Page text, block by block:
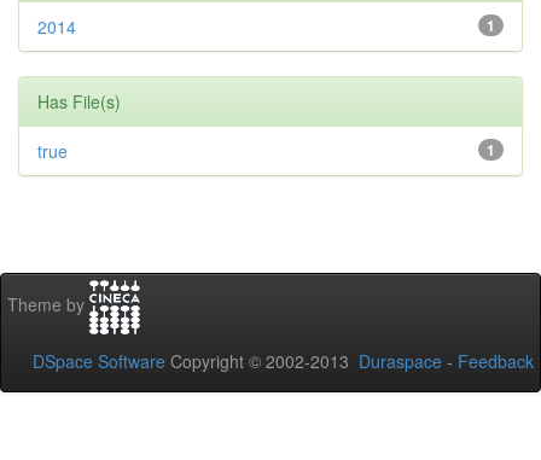
1
2014
Has File(s)
1
true
Theme by
DSpace Software Copyright © 2002-2013 Duraspace - Feedback